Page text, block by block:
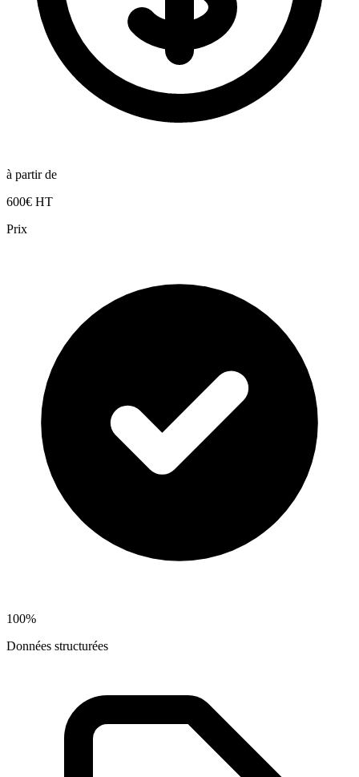
à partir de
600€ HT
Prix
100%
Données structurées